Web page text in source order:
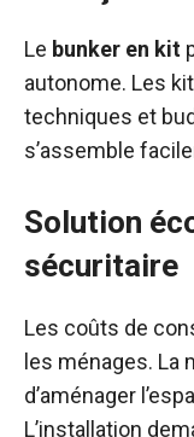
Le bunker en kit
autonome. Les
techniques et
s’assemble
Solution
sécuritaire
Les coûts de
les ménages. La
d’aménager
L’installation